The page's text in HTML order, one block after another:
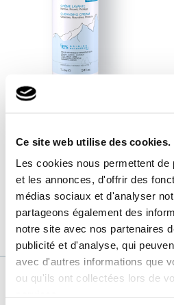
Ce site web utilise des cookies.
Les cookies nous permettent de
et les annonces, d'offrir des
médias sociaux et d'analyser
partageons également des
notre site avec nos partenaires
publicité et d'analyse, qui
avec d'autres informations que
ou qu'ils ont collectées lors de
CREMA LAVANTE
Cuidados para pieles mixtas, Cuidados
para pieles secas, Cuidados para pieles
muy secas , Cuidados para pieles
irritadas, Cuidados para pieles